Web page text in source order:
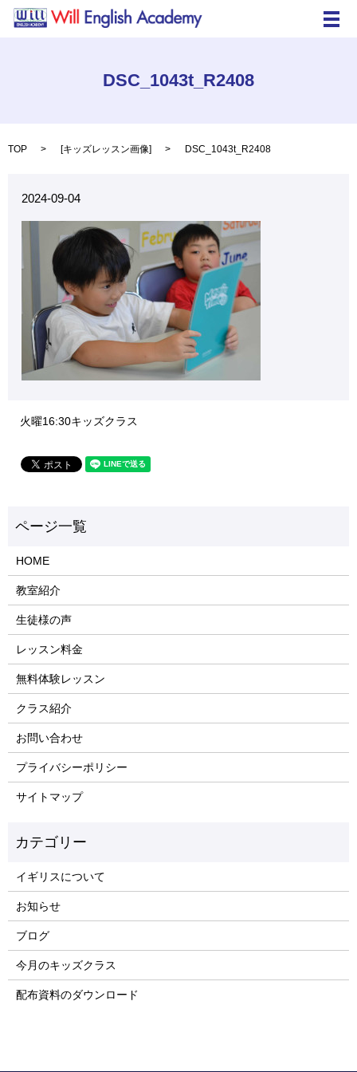
メ
DSC_1043t_R2408
TOP [キッズレッスン画像] DSC_1043t_R2408
2024-09-04
火曜16:30キッズクラス
HOME
教室紹介
生徒様の声
レッスン料金
無料体験レッスン
クラス紹介
お問い合わせ
プライバシーポリシー
サイトマップ
イギリスについて
お知らせ
ブログ
今月のキッズクラス
配布資料のダウンロード